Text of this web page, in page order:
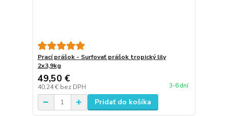
Prací prášok - Surfovať prášok tropický lily
2x3,9kg
49,50 €
40,24 € bez DPH 3-6 dní
Pridať do košíka